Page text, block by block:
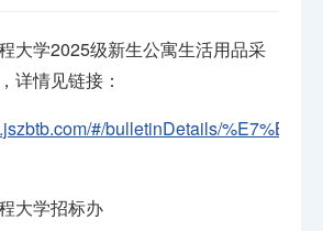
大学2025级新生公寓生活用品采
详情见链接：
#/bulletinDetails/
大学招标办